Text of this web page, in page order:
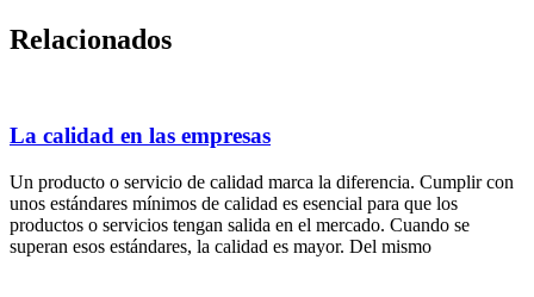
Relacionados
La calidad en las empresas
Un producto o servicio de calidad marca la diferencia. Cumplir con
unos estándares mínimos de calidad es esencial para que los
productos o servicios tengan salida en el mercado. Cuando se
superan esos estándares, la calidad es mayor. Del mismo